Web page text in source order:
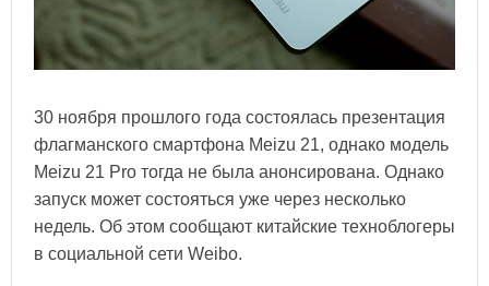
30 ноября прошлого года состоялась презентация
флагманского смартфона Meizu 21, однако модель
Meizu 21 Pro тогда не была анонсирована. Однако
запуск может состояться уже через несколько
недель. Об этом сообщают китайские техноблогеры
в социальной сети Weibo.